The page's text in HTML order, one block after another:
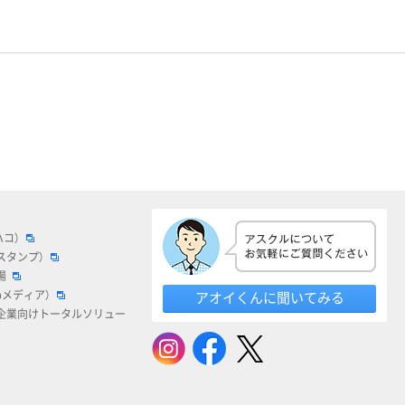
）
タンプ）
ディア）
業向けトータルソリュー
アオイくんに聞いてみる